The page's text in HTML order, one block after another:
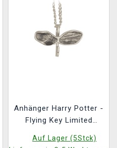
Anhänger Harry Potter -
Flying Key Limited
Auf Lager (5Stck)